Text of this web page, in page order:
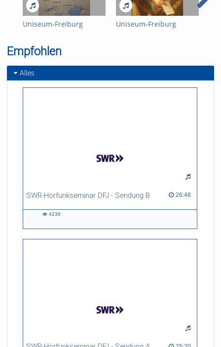
Uniseum-Freiburg Uniseum-Freiburg
Empfohlen
Alles
SWR-Hörfunkseminar DFJ - Sendung B 26:48
26:48 duration
4238